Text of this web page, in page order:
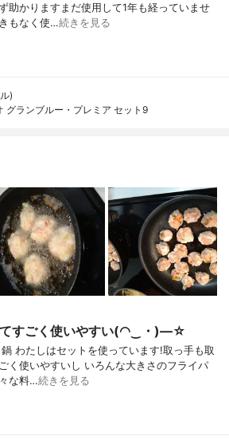
助かりますまだ使用して1年も経っていませ
もなく使…続きを見る
)
グランブルー・プレミア セット9
てすごく使いやすい(◠‿・)—☆
わたしはセットを使っています!取っ手も取
く使いやすいし いろんな大きさのフライパ
な料…続きを見る